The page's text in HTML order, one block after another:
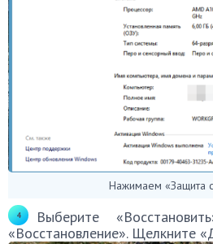
Нажимаем «Защита
Выберите
«Восстановление». Щелкните